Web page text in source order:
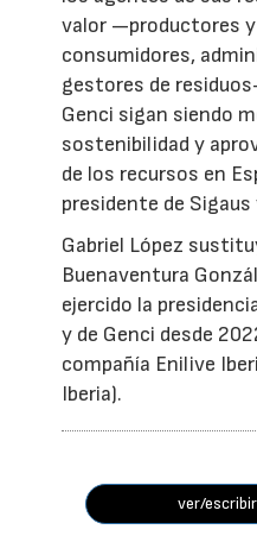
valor —productores
consumidores,
gestores de
Genci sigan siendo
sostenibilidad y
de los recursos en
presidente de Sigaus
Gabriel López
Buenaventura
ejercido la
y de Genci desde
compañía Enilive
Iberia).
ver/